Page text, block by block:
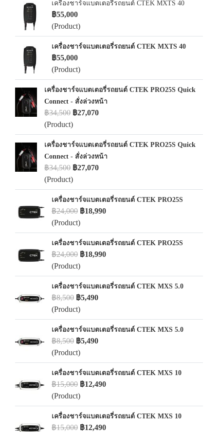
เครื่องชาร์จแบตเตอรี่รถยนต์ CTEK MXTS 40
฿55,000
(Product)
เครื่องชาร์จแบตเตอรี่รถยนต์ CTEK MXTS 40
฿55,000
(Product)
เครื่องชาร์จแบตเตอรี่รถยนต์ CTEK PRO25S Quick
Connect - สั่งล่วงหน้า
฿34,500 ฿27,070
(Product)
เครื่องชาร์จแบตเตอรี่รถยนต์ CTEK PRO25S Quick
Connect - สั่งล่วงหน้า
฿34,500 ฿27,070
(Product)
เครื่องชาร์จแบตเตอรี่รถยนต์ CTEK PRO25S
฿24,000 ฿18,990
(Product)
เครื่องชาร์จแบตเตอรี่รถยนต์ CTEK PRO25S
฿24,000 ฿18,990
(Product)
เครื่องชาร์จแบตเตอรี่รถยนต์ CTEK MXS 5.0
฿8,500 ฿5,490
(Product)
เครื่องชาร์จแบตเตอรี่รถยนต์ CTEK MXS 5.0
฿8,500 ฿5,490
(Product)
เครื่องชาร์จแบตเตอรี่รถยนต์ CTEK MXS 10
฿15,000 ฿12,490
(Product)
เครื่องชาร์จแบตเตอรี่รถยนต์ CTEK MXS 10
฿15,000 ฿12,490